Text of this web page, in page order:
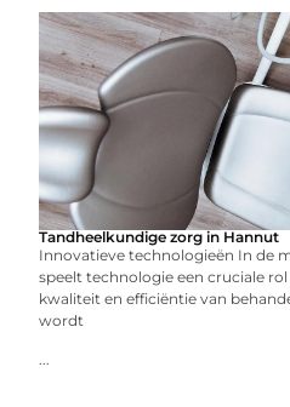
Tandheelkundige zorg in Hannut
Innovatieve technologieën In de
speelt technologie een cruciale
kwaliteit en efficiëntie van
wordt
...